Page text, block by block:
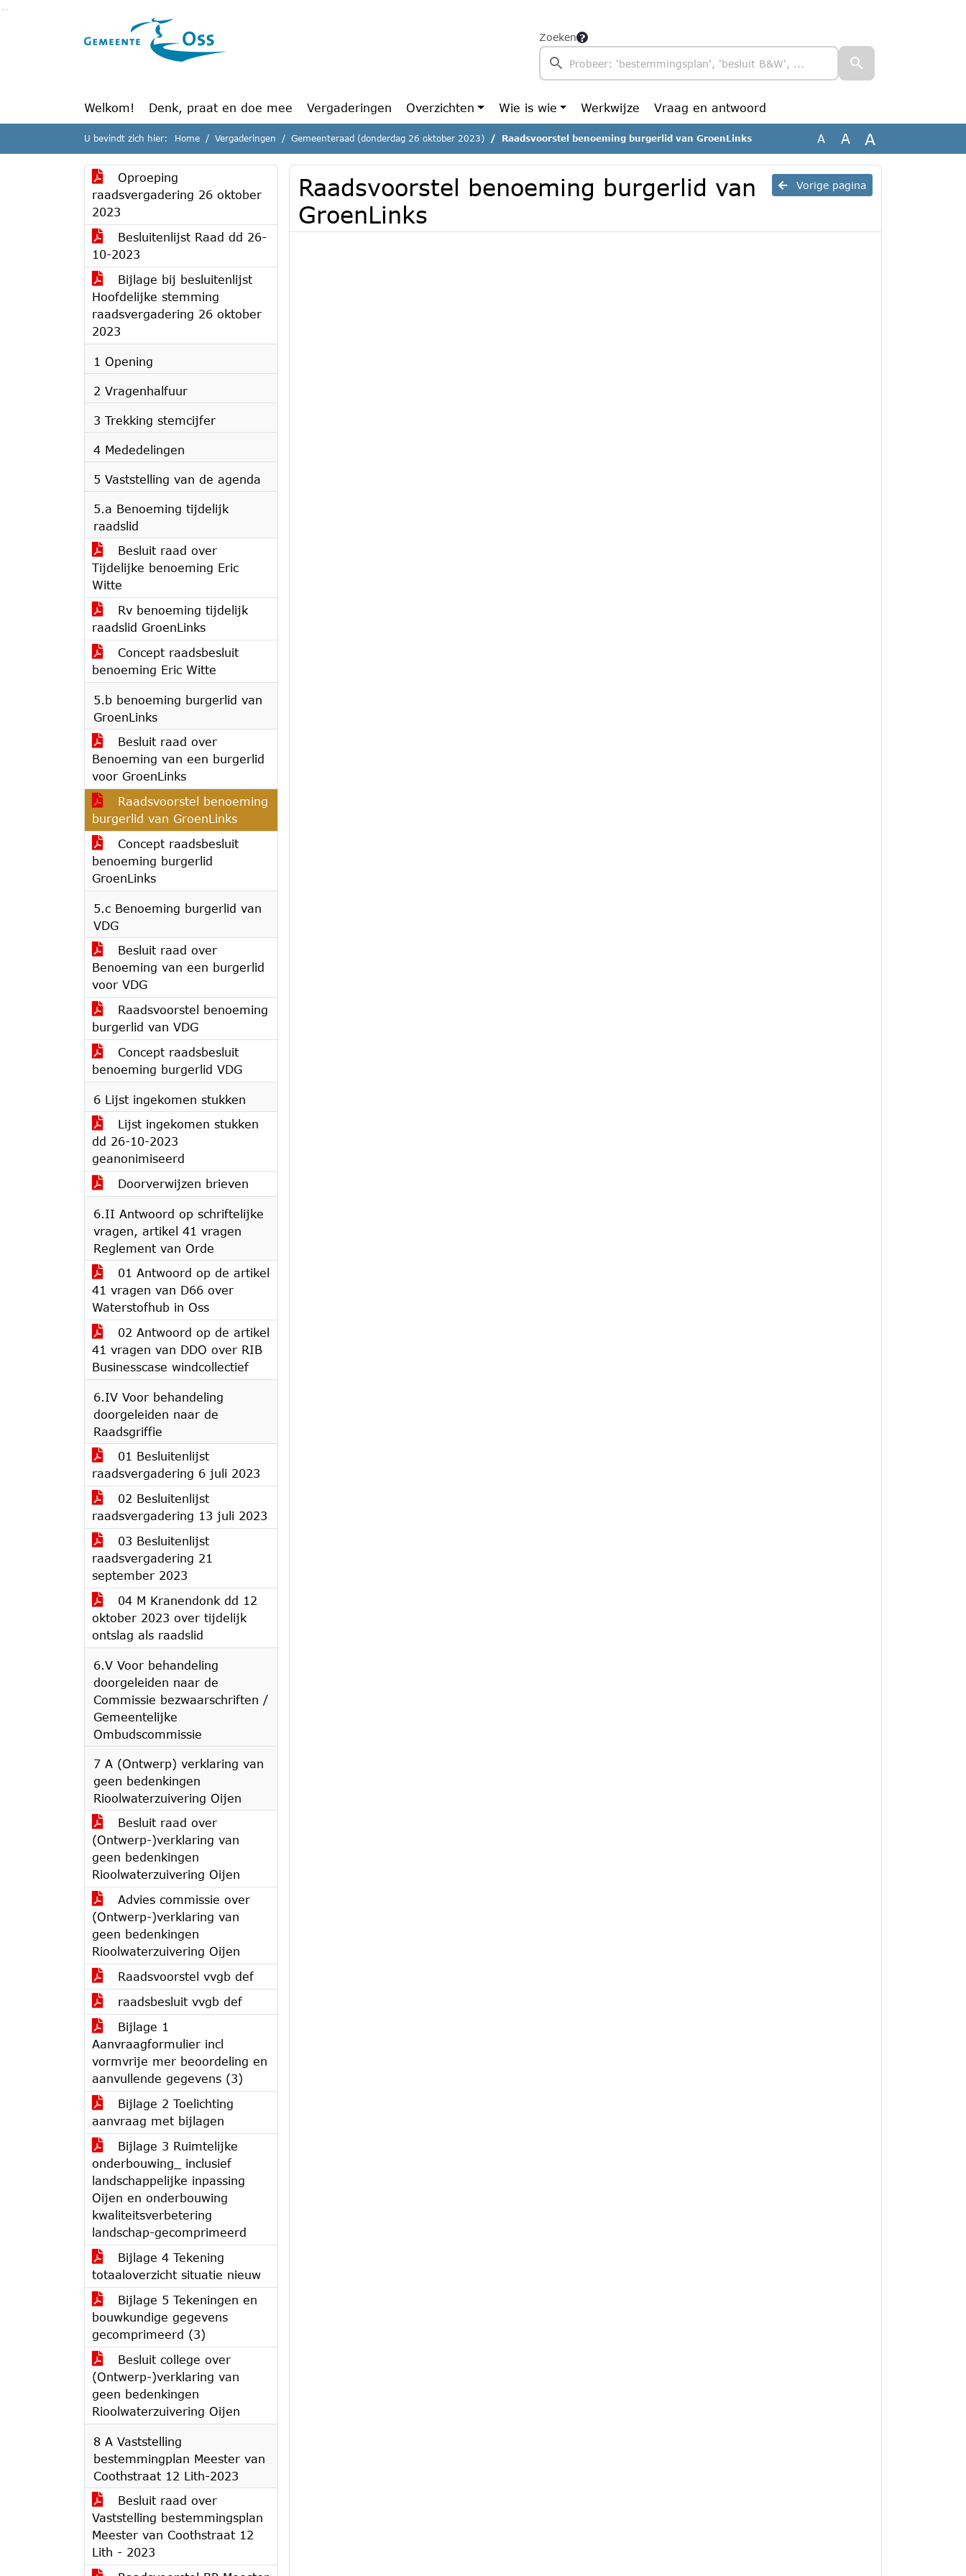
Ga naar de inhoud van deze pagina
Zoeken
Welkom! Denk, praat en doe mee Vergaderingen Overzichten Wie is wie Werkwijze Vraag en antwoord
U bevindt zich hier: Home Vergaderingen Gemeenteraad (donderdag 26 oktober 2023) Raadsvoorstel benoeming burgerlid van GroenLinks A A A
Oproeping
raadsvergadering 26 oktober
2023
Besluitenlijst Raad dd 26-
10-2023
Bijlage bij besluitenlijst
Hoofdelijke stemming
raadsvergadering 26 oktober
2023
1 Opening
2 Vragenhalfuur
3 Trekking stemcijfer
4 Mededelingen
5 Vaststelling van de agenda
5.a Benoeming tijdelijk
raadslid
Besluit raad over
Tijdelijke benoeming Eric
Witte
Rv benoeming tijdelijk
raadslid GroenLinks
Concept raadsbesluit
benoeming Eric Witte
5.b benoeming burgerlid van
GroenLinks
Besluit raad over
Benoeming van een burgerlid
voor GroenLinks
Raadsvoorstel benoeming
burgerlid van GroenLinks
Concept raadsbesluit
benoeming burgerlid
GroenLinks
5.c Benoeming burgerlid van
VDG
Besluit raad over
Benoeming van een burgerlid
voor VDG
Raadsvoorstel benoeming
burgerlid van VDG
Concept raadsbesluit
benoeming burgerlid VDG
6 Lijst ingekomen stukken
Lijst ingekomen stukken
dd 26-10-2023
geanonimiseerd
Doorverwijzen brieven
6.II Antwoord op schriftelijke
vragen, artikel 41 vragen
Reglement van Orde
01 Antwoord op de artikel
41 vragen van D66 over
Waterstofhub in Oss
02 Antwoord op de artikel
41 vragen van DDO over RIB
Businesscase windcollectief
6.IV Voor behandeling
doorgeleiden naar de
Raadsgriffie
01 Besluitenlijst
raadsvergadering 6 juli 2023
02 Besluitenlijst
raadsvergadering 13 juli 2023
03 Besluitenlijst
raadsvergadering 21
september 2023
04 M Kranendonk dd 12
oktober 2023 over tijdelijk
ontslag als raadslid
6.V Voor behandeling
doorgeleiden naar de
Commissie bezwaarschriften /
Gemeentelijke
Ombudscommissie
7 A (Ontwerp) verklaring van
geen bedenkingen
Rioolwaterzuivering Oijen
Besluit raad over
(Ontwerp-)verklaring van
geen bedenkingen
Rioolwaterzuivering Oijen
Advies commissie over
(Ontwerp-)verklaring van
geen bedenkingen
Rioolwaterzuivering Oijen
Raadsvoorstel vvgb def
raadsbesluit vvgb def
Bijlage 1
Aanvraagformulier incl
vormvrije mer beoordeling en
aanvullende gegevens (3)
Bijlage 2 Toelichting
aanvraag met bijlagen
Bijlage 3 Ruimtelijke
onderbouwing_ inclusief
landschappelijke inpassing
Oijen en onderbouwing
kwaliteitsverbetering
landschap-gecomprimeerd
Bijlage 4 Tekening
totaaloverzicht situatie nieuw
Bijlage 5 Tekeningen en
bouwkundige gegevens
gecomprimeerd (3)
Besluit college over
(Ontwerp-)verklaring van
geen bedenkingen
Rioolwaterzuivering Oijen
8 A Vaststelling
bestemmingplan Meester van
Coothstraat 12 Lith-2023
Besluit raad over
Vaststelling bestemmingsplan
Meester van Coothstraat 12
Lith - 2023
Vorige pagina
Raadsvoorstel benoeming burgerlid van
GroenLinks